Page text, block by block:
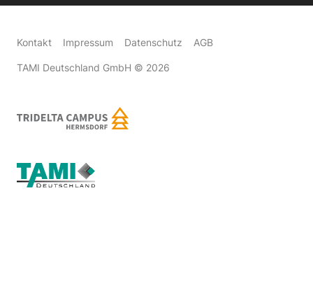
Kontakt Impressum Datenschutz AGB
TAMI Deutschland GmbH © 2026